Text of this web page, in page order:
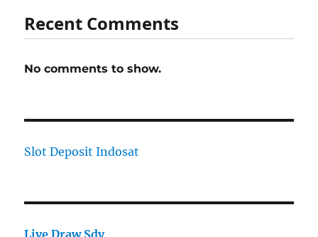
Recent Comments
No comments to show.
Slot Deposit Indosat